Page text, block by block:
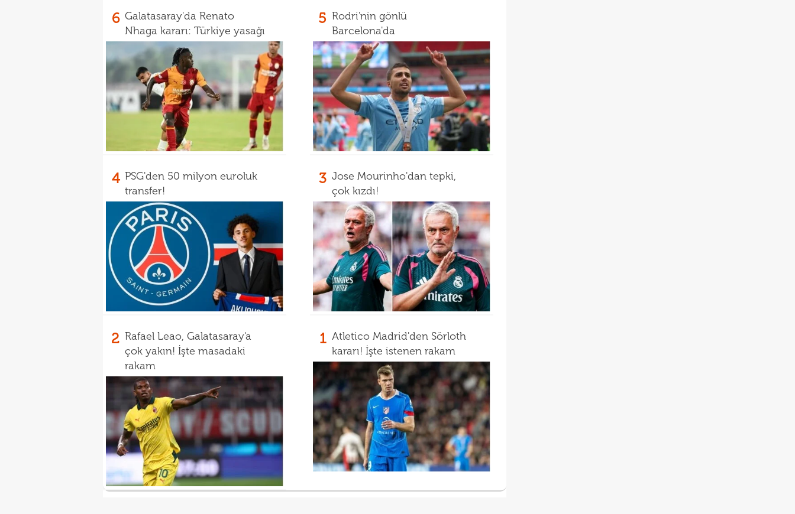
6 Galatasaray'da Renato
Nhaga kararı: Türkiye yasağı
5 Rodri'nin gönlü
Barcelona'da
4 PSG'den 50 milyon euroluk
transfer!
3 Jose Mourinho'dan tepki,
çok kızdı!
2 Rafael Leao, Galatasaray'a
çok yakın! İşte masadaki
rakam
1 Atletico Madrid'den Sörloth
kararı! İşte istenen rakam